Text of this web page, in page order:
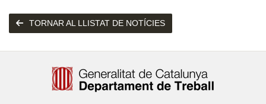
TORNAR AL LLISTAT DE NOTÍCIES